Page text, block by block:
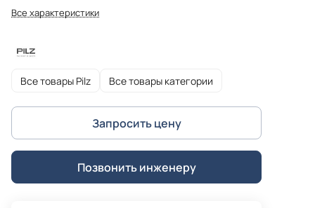
Все характеристики
Все товары Pilz Все товары категории
Запросить цену
Позвонить инженеру